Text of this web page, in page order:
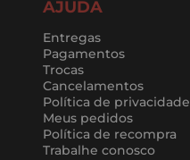
AJUDA
Entregas
Pagamentos
Trocas
Cancelamentos
Política de privacidade
Meus pedidos
Política de recompra
Trabalhe conosco